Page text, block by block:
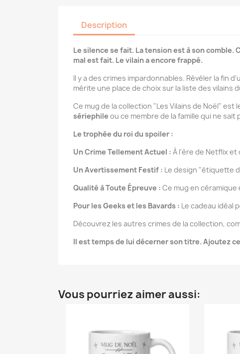
Description
Le silence se fait. La tension est à son
mal est fait. Le vilain a encore frappé.
Il y a des crimes impardonnables. Révéler la fin
mérite une place de choix sur la liste des vilains
Ce mug de la collection "Les Vilains de Noël"
sériephile ou ce membre de la famille qui ne
Le trophée du roi du spoiler :
Un Crime Tellement Actuel : À l'ère de Netflix
Un Avertissement Festif : Le design "étiquette
Qualité à Toute Épreuve : Ce mug en
Pour les Geeks et les Bavards : Le cadeau idéal
Découvrez les autres crimes de la collection,
Il est temps de lui décerner son titre. Ajoutez
Vous pourriez aimer aussi: